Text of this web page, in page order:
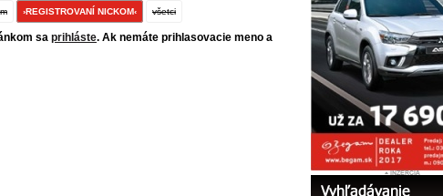
›REGISTROVANÍ NICKOM‹ všetci
sa prihláste. Ak nemáte prihlasovacie meno a